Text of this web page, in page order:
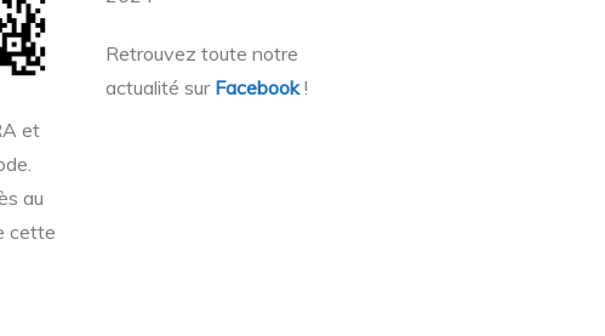
et
au
cette
Retrouvez toute notre
actualité sur Facebook!